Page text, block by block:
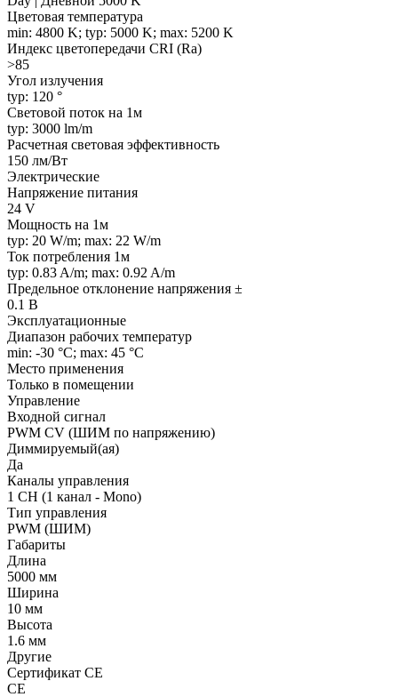
Цветовая температура
min: 4800 K; typ: 5000 K; max: 5200 K
Индекс цветопередачи CRI (Ra)
>85
Угол излучения
typ: 120 °
Световой поток на 1м
typ: 3000 lm/m
Расчетная световая эффективность
150 лм/Вт
Электрические
Напряжение питания
24 V
Мощность на 1м
typ: 20 W/m; max: 22 W/m
Ток потребления 1м
typ: 0.83 A/m; max: 0.92 A/m
Предельное отклонение напряжения ±
0.1 В
Эксплуатационные
Диапазон рабочих температур
min: -30 °C; max: 45 °C
Место применения
Только в помещении
Управление
Входной сигнал
PWM СV (ШИМ по напряжению)
Диммируемый(ая)
Да
Каналы управления
1 CH (1 канал - Mono)
Тип управления
PWM (ШИМ)
Габариты
Длина
5000 мм
Ширина
10 мм
Высота
1.6 мм
Другие
Сертификат CE
CE